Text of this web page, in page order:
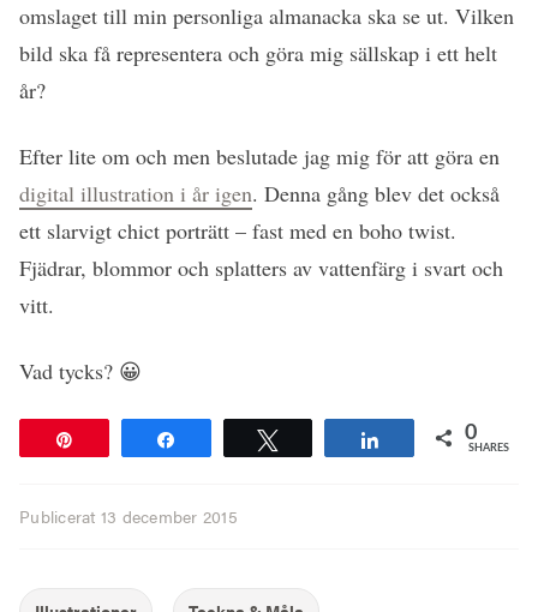
omslaget till min personliga almanacka ska se ut. Vilken
bild ska få representera och göra mig sällskap i ett helt
år?
Efter lite om och men beslutade jag mig för att göra en
digital illustration i år igen. Denna gång blev det också
ett slarvigt chict porträtt – fast med en boho twist.
Fjädrar, blommor och splatters av vattenfärg i svart och
vitt.
Vad tycks? 😀
Share 0
SHARES
Publicerat 13 december 2015